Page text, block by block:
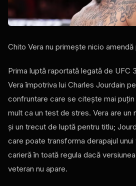
Chito Vera nu primește nicio
Prima luptă raportată legată de UFC
Vera împotriva lui Charles Jourdain
confruntare care se citește mai
mult ca un test de stres. Vera are un
și un trecut de luptă pentru titlu;
care poate transforma derapajul
carieră în toată regula dacă
veteran nu apare.